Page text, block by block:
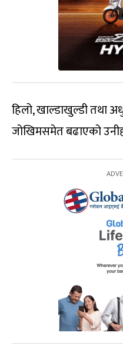
हिलो, खाल्डाखुल्डी तथा
जोखिमसमेत बढाएको